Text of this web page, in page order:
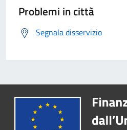
Problemi in città
Segnala disservizio